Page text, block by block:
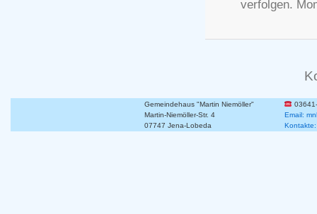
verfolgen.
Gemeindehaus "Martin Niemöller"
Martin-Niemöller-Str. 4
Email:
07747 Jena-Lobeda